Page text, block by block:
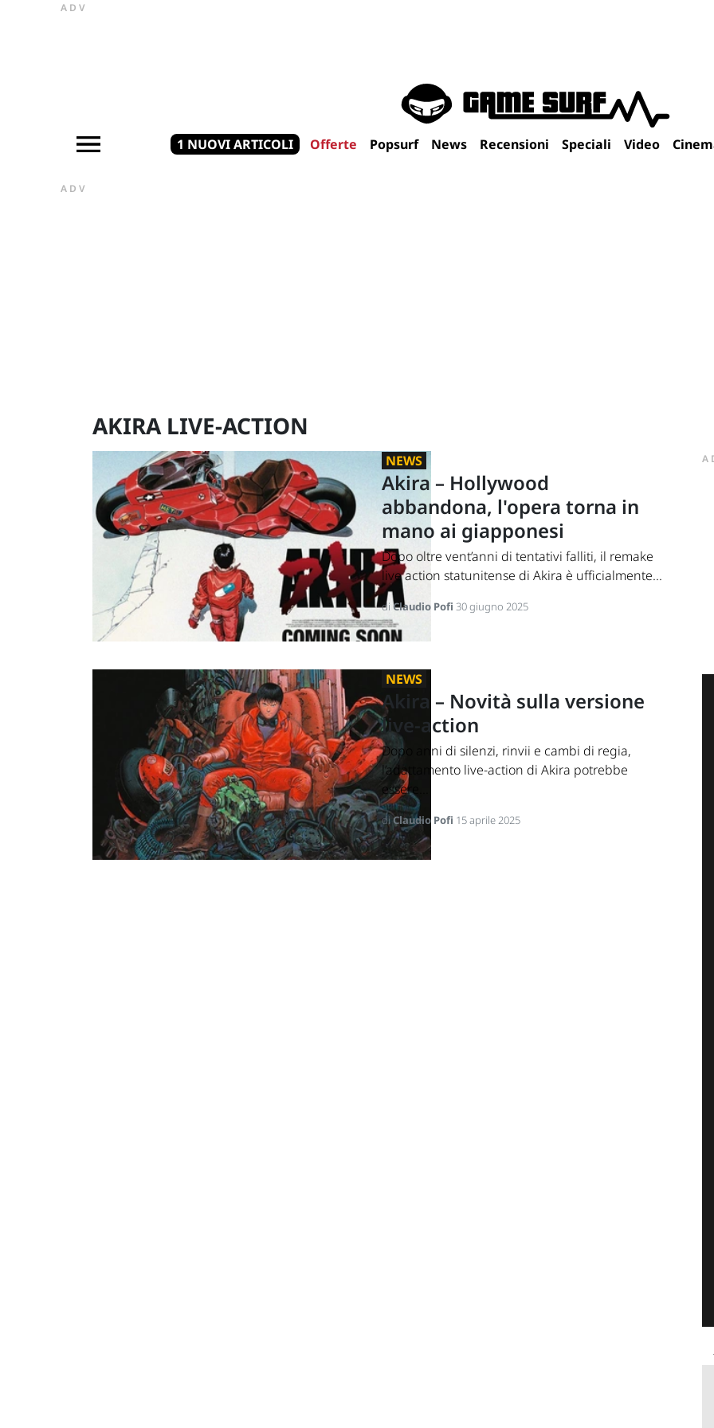
ADV
1 NUOVI ARTICOLI Offerte Popsurf News Recensioni Speciali Video
ADV
AKIRA LIVE-ACTION
NEWS
Akira – Hollywood
abbandona, l'opera torna in
mano ai giapponesi
Dopo oltre vent’anni di tentativi falliti, il remake
live action statunitense di Akira è ufficialmente...
di Claudio Pofi 30 giugno 2025
NEWS
Akira – Novità sulla versione
live-action
Dopo anni di silenzi, rinvii e cambi di regia,
l’adattamento live-action di Akira potrebbe
essere...
diClaudio Pofi 15 aprile 2025